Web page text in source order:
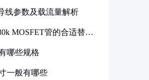
线参数及载流量解析
MOSFET管的合适替代
哪些规格
一般有哪些